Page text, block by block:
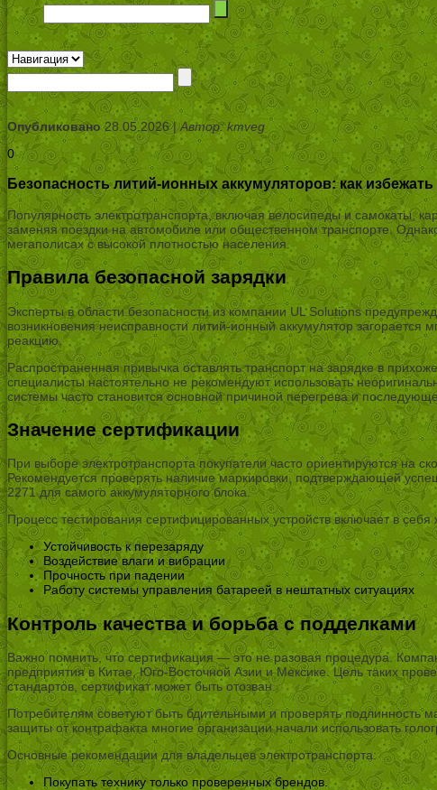
Опубликовано28.05.2026 |Автор: kmveg
0
Безопасность литий-ионных аккумуляторов: как
Популярность электротранспорта, включая велосипеды и самокаты,
заменяя поездки на автомобиле или общественном транспорте.
мегаполисах с высокой плотностью населения.
Правила безопасной зарядки
Эксперты в области безопасности из компании UL Solutions
возникновения неисправности литий-ионный аккумулятор
реакцию.
Распространенная привычка оставлять транспорт на зарядке в
специалисты настоятельно не рекомендуют использовать
системы часто становится основной причиной перегрева и
Значение сертификации
При выборе электротранспорта покупатели часто ориентируются на
Рекомендуется проверять наличие маркировки, подтверждающей
2271 для самого аккумуляторного блока.
Процесс тестирования сертифицированных устройств включает в себя
Устойчивость к перезаряду
Воздействие влаги и вибрации
Прочность при падении
Работу системы управления батареей в нештатных ситуациях
Контроль качества и борьба с подделками
Важно помнить, что сертификация — это не разовая процедура.
предприятия в Китае, Юго-Восточной Азии и Мексике. Цель таких
стандартов, сертификат может быть отозван.
Потребителям советуют быть бдительными и проверять подлинность
защиты от контрафакта многие организации начали использовать
Основные рекомендации для владельцев электротранспорта:
Покупать технику только проверенных брендов.